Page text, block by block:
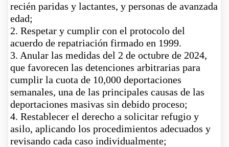
recién paridas y lactantes, y personas de avanzada
edad;
2. Respetar y cumplir con el protocolo del
acuerdo de repatriación firmado en 1999.
3. Anular las medidas del 2 de octubre de 2024,
que favorecen las detenciones arbitrarias para
cumplir la cuota de 10,000 deportaciones
semanales, una de las principales causas de las
deportaciones masivas sin debido proceso;
4. Restablecer el derecho a solicitar refugio y
asilo, aplicando los procedimientos adecuados y
revisando cada caso individualmente;